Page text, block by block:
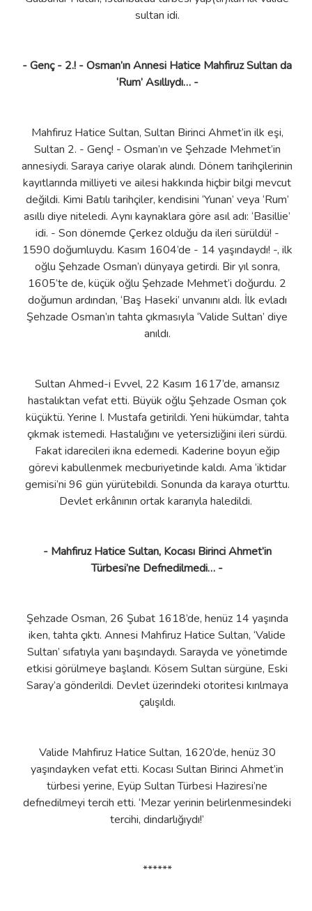
sultan idi.
- Genç - 2.! - Osman’ın Annesi Hatice Mahfiruz Sultan da
‘Rum’ Asıllıydı… -
Mahfiruz Hatice Sultan, Sultan Birinci Ahmet’in ilk eşi,
Sultan 2. - Genç! - Osman’ın ve Şehzade Mehmet’in
annesiydi. Saraya cariye olarak alındı. Dönem tarihçilerinin
kayıtlarında milliyeti ve ailesi hakkında hiçbir bilgi mevcut
değildi. Kimi Batılı tarihçiler, kendisini ‘Yunan’ veya ‘Rum’
asıllı diye niteledi. Aynı kaynaklara göre asıl adı: ‘Basillie’
idi. - Son dönemde Çerkez olduğu da ileri sürüldü! -
1590 doğumluydu. Kasım 1604’de - 14 yaşındaydı! -, ilk
oğlu Şehzade Osman’ı dünyaya getirdi. Bir yıl sonra,
1605’te de, küçük oğlu Şehzade Mehmet’i doğurdu. 2
doğumun ardından, ‘Baş Haseki’ unvanını aldı. İlk evladı
Şehzade Osman’ın tahta çıkmasıyla ‘Valide Sultan’ diye
anıldı.
Sultan Ahmed-i Evvel, 22 Kasım 1617’de, amansız
hastalıktan vefat etti. Büyük oğlu Şehzade Osman çok
küçüktü. Yerine I. Mustafa getirildi. Yeni hükümdar, tahta
çıkmak istemedi. Hastalığını ve yetersizliğini ileri sürdü.
Fakat idarecileri ikna edemedi. Kaderine boyun eğip
görevi kabullenmek mecburiyetinde kaldı. Ama ‘iktidar
gemisi’ni 96 gün yürütebildi. Sonunda da karaya oturttu.
Devlet erkânının ortak kararıyla haledildi.
- Mahfiruz Hatice Sultan, Kocası Birinci Ahmet’in
Türbesi’ne Defnedilmedi… -
Şehzade Osman, 26 Şubat 1618’de, henüz 14 yaşında
iken, tahta çıktı. Annesi Mahfiruz Hatice Sultan, ‘Valide
Sultan’ sıfatıyla yanı başındaydı. Sarayda ve yönetimde
etkisi görülmeye başlandı. Kösem Sultan sürgüne, Eski
Saray’a gönderildi. Devlet üzerindeki otoritesi kırılmaya
çalışıldı.
Valide Mahfiruz Hatice Sultan, 1620’de, henüz 30
yaşındayken vefat etti. Kocası Sultan Birinci Ahmet’in
türbesi yerine, Eyüp Sultan Türbesi Haziresi’ne
defnedilmeyi tercih etti. ‘Mezar yerinin belirlenmesindeki
tercihi, dindarlığıydı!’
******